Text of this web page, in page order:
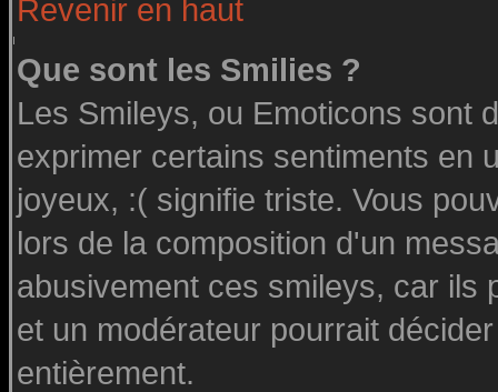
Revenir en haut
Que sont les Smilies ?
Les Smileys, ou Emoticons sont
exprimer certains sentiments en
joyeux, :( signifie triste. Vous
lors de la composition d'un
abusivement ces smileys, car ils
et un modérateur pourrait
entièrement.